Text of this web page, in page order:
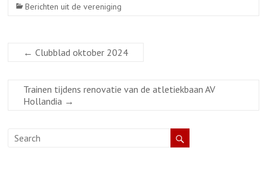
Berichten uit de vereniging
← Clubblad oktober 2024
Trainen tijdens renovatie van de atletiekbaan AV
Hollandia →